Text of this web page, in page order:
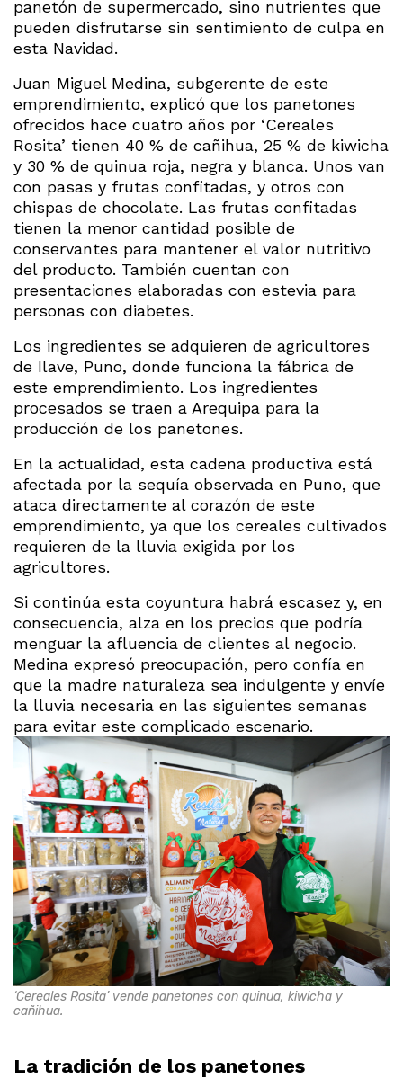
panetón de supermercado, sino nutrientes que
pueden disfrutarse sin sentimiento de culpa en
esta Navidad.
Juan Miguel Medina, subgerente de este
emprendimiento, explicó que los panetones
ofrecidos hace cuatro años por ‘Cereales
Rosita’ tienen 40 % de cañihua, 25 % de kiwicha
y 30 % de quinua roja, negra y blanca. Unos van
con pasas y frutas confitadas, y otros con
chispas de chocolate. Las frutas confitadas
tienen la menor cantidad posible de
conservantes para mantener el valor nutritivo
del producto. También cuentan con
presentaciones elaboradas con estevia para
personas con diabetes.
Los ingredientes se adquieren de agricultores
de Ilave, Puno, donde funciona la fábrica de
este emprendimiento. Los ingredientes
procesados se traen a Arequipa para la
producción de los panetones.
En la actualidad, esta cadena productiva está
afectada por la sequía observada en Puno, que
ataca directamente al corazón de este
emprendimiento, ya que los cereales cultivados
requieren de la lluvia exigida por los
agricultores.
Si continúa esta coyuntura habrá escasez y, en
consecuencia, alza en los precios que podría
menguar la afluencia de clientes al negocio.
Medina expresó preocupación, pero confía en
que la madre naturaleza sea indulgente y envíe
la lluvia necesaria en las siguientes semanas
para evitar este complicado escenario.
‘Cereales Rosita’ vende panetones con quinua, kiwicha y
cañihua.
La tradición de los panetones